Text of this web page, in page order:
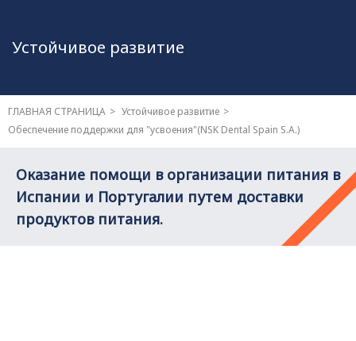
Устойчивое развитие
ГЛАВНАЯ СТРАНИЦА
Устойчивое развитие
Обеспечение поддержки для "усвоения"(NSK Dental Spain S.A.)
Оказание помощи в организации питания в
Испании и Португалии путем доставки
продуктов питания.